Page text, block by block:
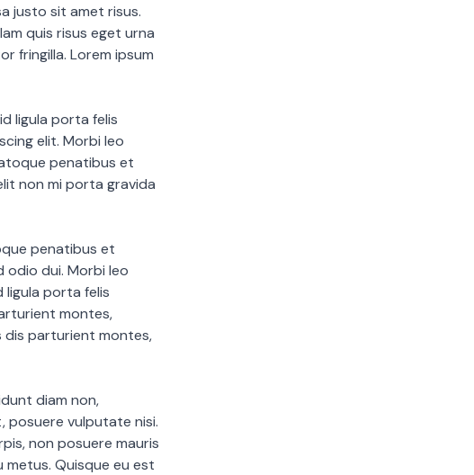
justo sit amet risus.
quis risus eget urna
fringilla. Lorem ipsum
ligula porta felis
elit. Morbi leo
penatibus et
non mi porta gravida
penatibus et
odio dui. Morbi leo
porta felis
montes,
dis parturient montes,
diam non,
posuere vulputate nisi.
non posuere mauris
metus. Quisque eu est